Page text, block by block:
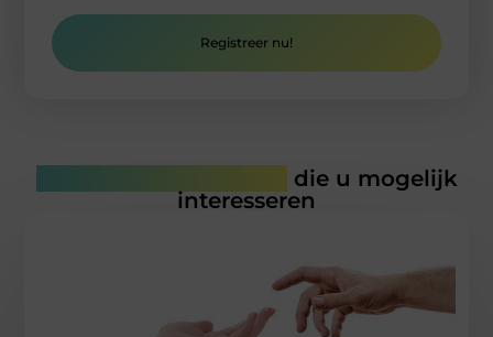
Registreer nu!
die u mogelijk
interesseren